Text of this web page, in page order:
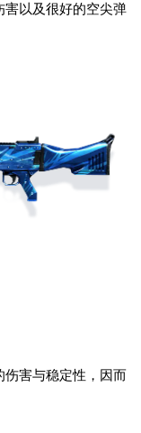
害以及很好的空尖弹
伤害与稳定性，因而